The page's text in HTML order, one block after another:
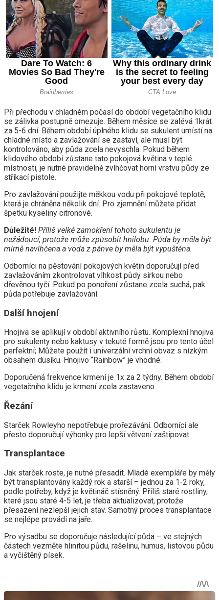
Při přechodu v chladném počasí do období vegetačního klidu
se zálivka postupně omezuje. Během měsíce se zalévá 1krát
za 5-6 dní. Během období úplného klidu se sukulent umístí na
chladné místo a zavlažování se zastaví, ale musí být
kontrolováno, aby půda zcela nevyschla. Pokud během
klidového období zůstane tato pokojová květina v teplé
místnosti, je nutné pravidelně zvlhčovat horní vrstvu půdy ze
stříkací pistole.
Pro zavlažování použijte měkkou vodu při pokojové teplotě,
která je chráněna několik dní. Pro zjemnění můžete přidat
špetku kyseliny citronové.
Důležité! Příliš velké zamokření tohoto sukulentu je
nežádoucí, protože může způsobit hnilobu. Půda by měla být
mírně navlhčena a voda z pánve by měla být vypuštěna.
Odborníci na pěstování pokojových květin doporučují před
zavlažováním zkontrolovat vlhkost půdy sirkou nebo
dřevěnou tyčí. Pokud po ponoření zůstane zcela suchá, pak
půda potřebuje zavlažování.
Další hnojení
Hnojiva se aplikují v období aktivního růstu. Komplexní hnojiva
pro sukulenty nebo kaktusy v tekuté formě jsou pro tento účel
perfektní; Můžete použít i univerzální vrchní obvaz s nízkým
obsahem dusíku. Hnojivo “Rainbow” je vhodné.
Doporučená frekvence krmení je 1x za 2 týdny. Během období
vegetačního klidu je krmení zcela zastaveno.
Řezání
Starček Rowleyho nepotřebuje prořezávání. Odborníci ale
přesto doporučují výhonky pro lepší větvení zaštipovat.
Transplantace
Jak starček roste, je nutné přesadit. Mladé exempláře by měly
být transplantovány každý rok a starší – jednou za 1-2 roky,
podle potřeby, když je květináč stísněný. Příliš staré rostliny,
které jsou staré 4-5 let, je třeba aktualizovat, protože
přesazení nezlepší jejich stav. Samotný proces transplantace
se nejlépe provádí na jaře.
Pro výsadbu se doporučuje následující půda – ve stejných
částech vezměte hlinitou půdu, rašelinu, humus, listovou půdu
a vyčištěný písek.